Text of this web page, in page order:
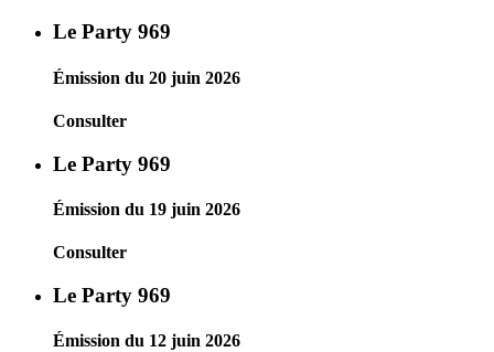
Le Party 969
Émission du 20 juin 2026
Consulter
Le Party 969
Émission du 19 juin 2026
Consulter
Le Party 969
Émission du 12 juin 2026